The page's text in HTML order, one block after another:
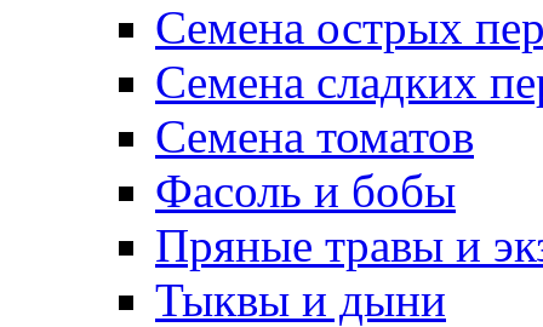
Семена острых
Семена сладких
Семена томатов
Фасоль и бобы
Пряные травы и
Тыквы и дыни